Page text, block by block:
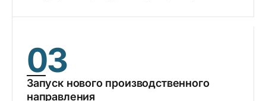
03
Запуск нового производственного
направления